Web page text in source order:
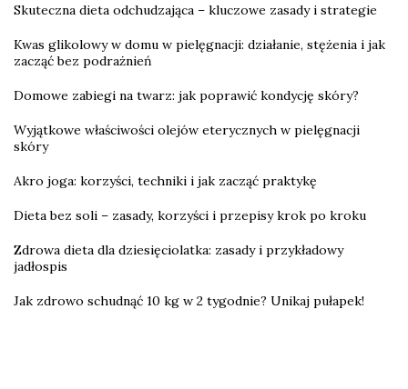
Skuteczna dieta odchudzająca – kluczowe zasady i strategie
Kwas glikolowy w domu w pielęgnacji: działanie, stężenia i jak
zacząć bez podrażnień
Domowe zabiegi na twarz: jak poprawić kondycję skóry?
Wyjątkowe właściwości olejów eterycznych w pielęgnacji
skóry
Akro joga: korzyści, techniki i jak zacząć praktykę
Dieta bez soli – zasady, korzyści i przepisy krok po kroku
Zdrowa dieta dla dziesięciolatka: zasady i przykładowy
jadłospis
Jak zdrowo schudnąć 10 kg w 2 tygodnie? Unikaj pułapek!